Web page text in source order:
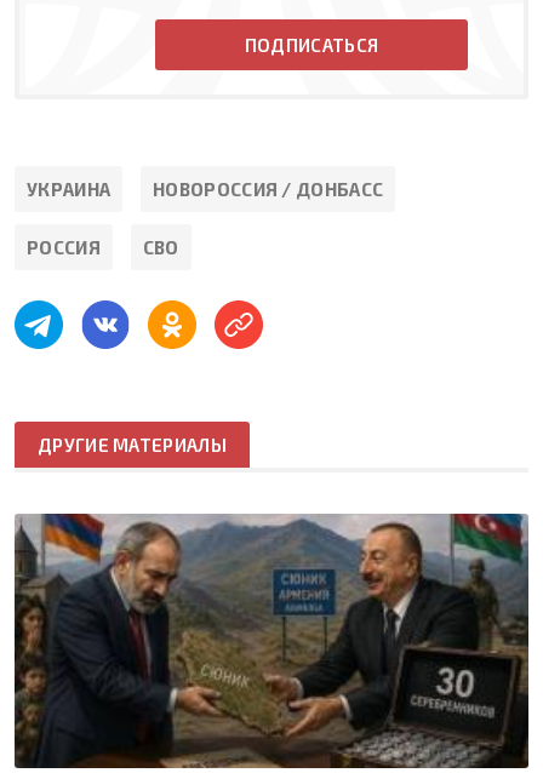
ПОДПИСАТЬСЯ
УКРАИНА НОВОРОССИЯ / ДОНБАСС
РОССИЯ СВО
ДРУГИЕ МАТЕРИАЛЫ